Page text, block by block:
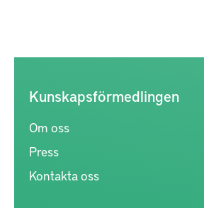
Kunskapsförmedlingen
Om oss
Press
Kontakta oss